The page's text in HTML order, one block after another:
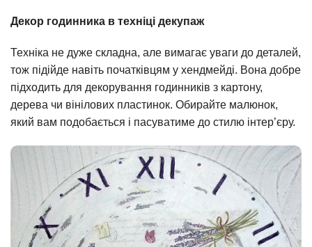
Декор годинника в техніці декупаж
Техніка не дуже складна, але вимагає уваги до деталей,
тож підійде навіть початківцям у хендмейді. Вона добре
підходить для декорування годинників з картону,
дерева чи вінілових пластинок. Обирайте малюнок,
який вам подобається і пасуватиме до стилю інтер’єру.